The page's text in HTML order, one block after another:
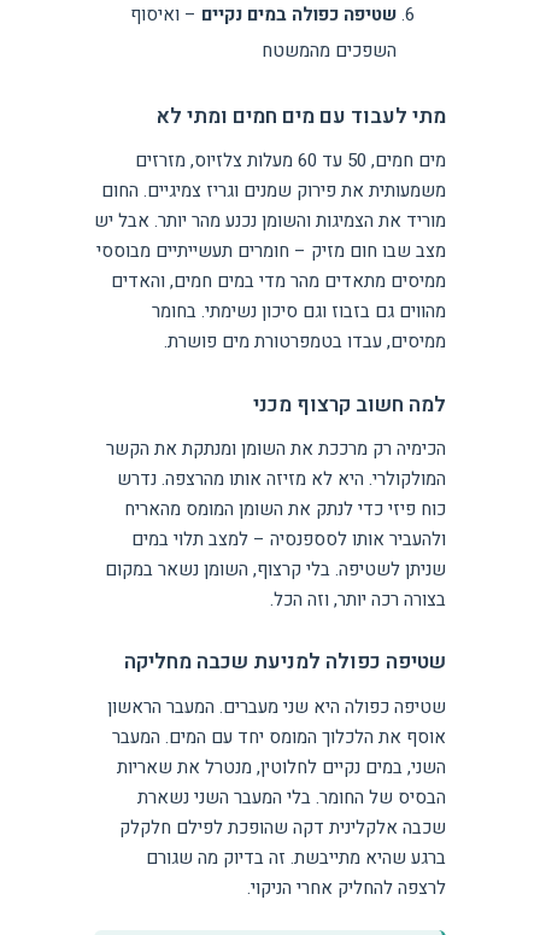
שטיפה כפולה במים נקיים – ואיסוף
השפכים מהמשטח
מתי לעבוד עם מים חמים ומתי לא
מים חמים, 50 עד 60 מעלות צלזיוס, מזרזים
משמעותית את פירוק שמנים וגריז צמיגיים. החום
מוריד את הצמיגות והשומן נכנע מהר יותר. אבל יש
מצב שבו חום מזיק – חומרים תעשייתיים מבוססי
ממיסים מתאדים מהר מדי במים חמים, והאדים
מהווים גם בזבוז וגם סיכון נשימתי. בחומר
ממיסים, עבדו בטמפרטורת מים פושרת.
למה חשוב קרצוף מכני
הכימיה רק מרככת את השומן ומנתקת את הקשר
המולקולרי. היא לא מזיזה אותו מהרצפה. נדרש
כוח פיזי כדי לנתק את השומן המומס מהאריח
ולהעביר אותו לסספנסיה – למצב תלוי במים
שניתן לשטיפה. בלי קרצוף, השומן נשאר במקום
בצורה רכה יותר, וזה הכל.
שטיפה כפולה למניעת שכבה מחליקה
שטיפה כפולה היא שני מעברים. המעבר הראשון
אוסף את הלכלוך המומס יחד עם המים. המעבר
השני, במים נקיים לחלוטין, מנטרל את שאריות
הבסיס של החומר. בלי המעבר השני נשארת
שכבה אלקלינית דקה שהופכת לפילם חלקלק
ברגע שהיא מתייבשת. זה בדיוק מה שגורם
לרצפה להחליק אחרי הניקוי.